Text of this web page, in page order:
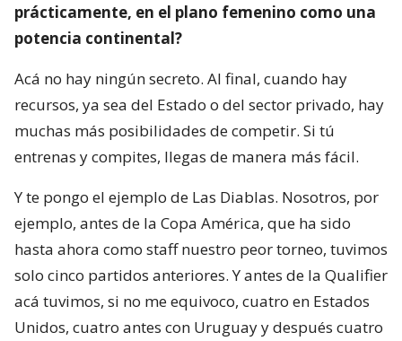
prácticamente, en el plano femenino como una
potencia continental?
Acá no hay ningún secreto. Al final, cuando hay
recursos, ya sea del Estado o del sector privado, hay
muchas más posibilidades de competir. Si tú
entrenas y compites, llegas de manera más fácil.
Y te pongo el ejemplo de Las Diablas. Nosotros, por
ejemplo, antes de la Copa América, que ha sido
hasta ahora como staff nuestro peor torneo, tuvimos
solo cinco partidos anteriores. Y antes de la Qualifier
acá tuvimos, si no me equivoco, cuatro en Estados
Unidos, cuatro antes con Uruguay y después cuatro